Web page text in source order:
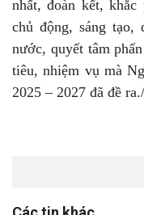
nhất, đoàn kết,
chủ động, sáng tạo,
nước, quyết tâm
tiêu, nhiệm vụ mà
2025 – 2027 đã đề